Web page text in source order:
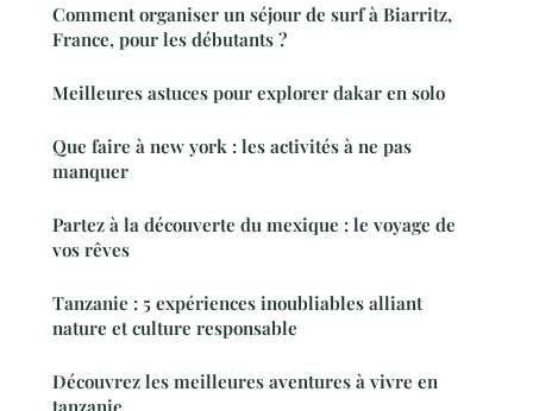
Comment organiser un séjour de surf à Biarritz,
France, pour les débutants ?
Meilleures astuces pour explorer dakar en solo
Que faire à new york : les activités à ne pas
manquer
Partez à la découverte du mexique : le voyage de
vos rêves
Tanzanie : 5 expériences inoubliables alliant
nature et culture responsable
Découvrez les meilleures aventures à vivre en
tanzanie